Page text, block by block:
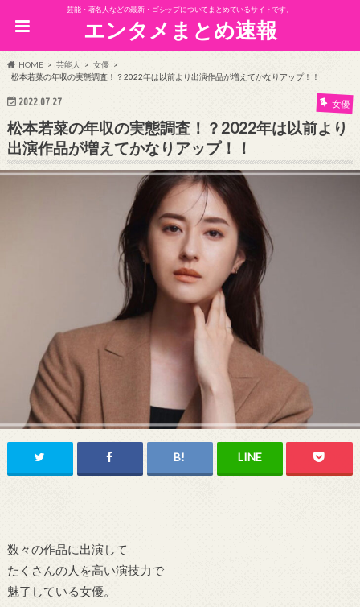
芸能・著名人などの最新・ゴシップについてまとめているサイトです。
エンタメまとめ速報
HOME 芸能人
女優
松本若菜の年収の実態調査！？2022年は以前より出演作品が増えてかなりアップ！！
2022.07.27 女優
松本若菜の年収の実態調査！？2022年は以前より
出演作品が増えてかなりアップ！！
数々の作品に出演して
たくさんの人を高い演技力で
魅了している女優。